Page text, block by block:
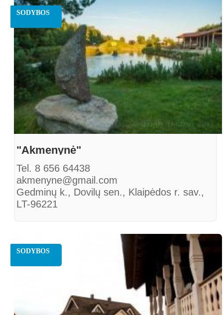
SODYBOS
"Akmenynė"
Tel. 8 656 64438
akmenyne@gmail.com
Gedminų k., Dovilų sen., Klaipėdos r. sav.,
LT-96221
SODYBOS